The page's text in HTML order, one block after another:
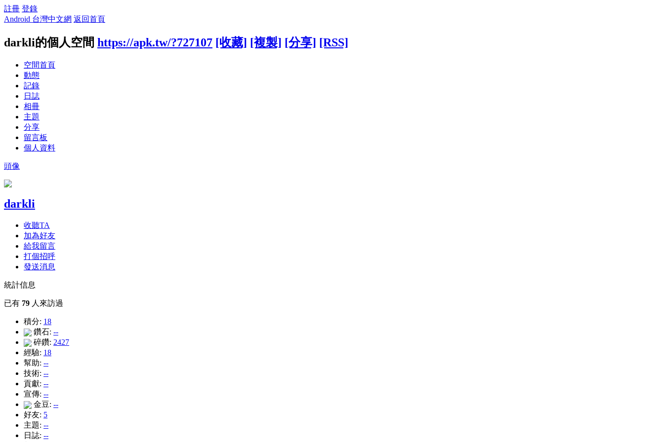
註冊 登錄
Android 台灣中文網 返回首頁
darkli的個人空間 https://apk.tw/?727107 [收藏] [複製] [分享] [RSS]
空間首頁
動態
記錄
日誌
相冊
主題
分享
留言板
個人資料
頭像
darkli
收聽TA
加為好友
給我留言
打個招呼
發送消息
統計信息
已有 79 人來訪過
積分: 18
鑽石: --
碎鑽: 2427
經驗: 18
幫助: --
技術: --
貢獻: --
宣傳: --
金豆: --
好友: 5
主題: --
日誌: --